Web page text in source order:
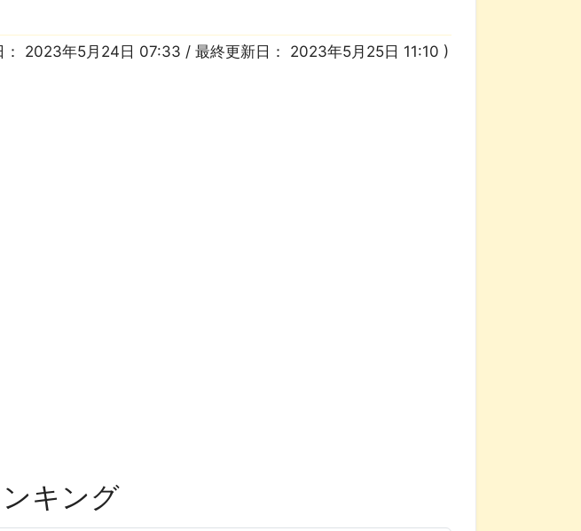
2023年5月24日 07:33 / 最終更新日： 2023年5月25日 11:10 )
キング